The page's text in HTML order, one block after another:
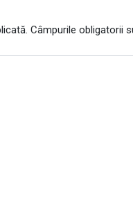
Câmpurile obligatorii